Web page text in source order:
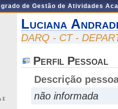
de Gestão de Atividades
E
Luciana
DARQ - CT -
Perfil Pessoal
Descrição
não informada